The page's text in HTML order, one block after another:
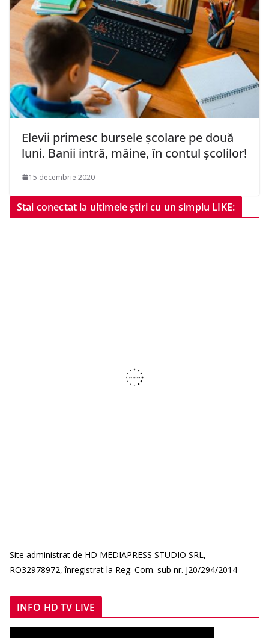
Elevii primesc bursele școlare pe două
luni. Banii intră, mâine, în contul școlilor!
15 decembrie 2020
Stai conectat la ultimele știri cu un simplu LIKE:
Site administrat de HD MEDIAPRESS STUDIO SRL,
RO32978972, înregistrat la Reg. Com. sub nr. J20/294/2014
INFO HD TV LIVE